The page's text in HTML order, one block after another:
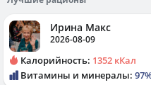
Ирина Макс
2026-08-09
Калорийность: 1352 кКал
Витамины и минералы: